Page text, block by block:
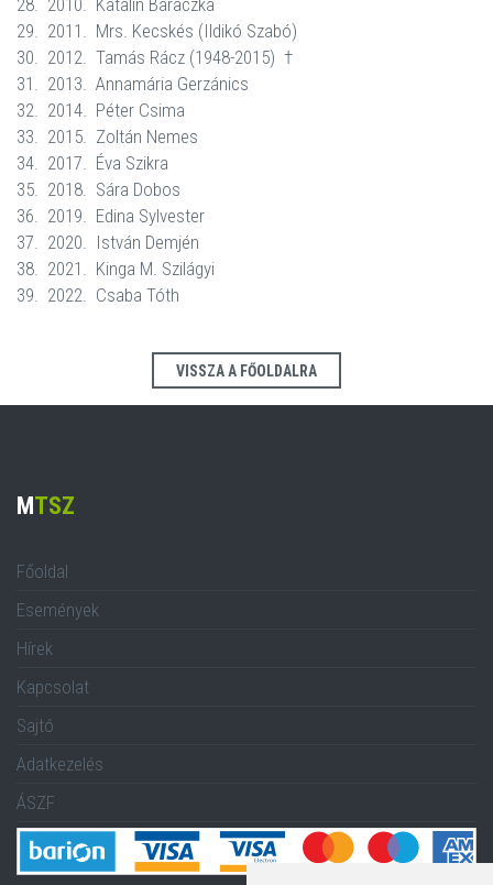
28. 2010. Katalin Baraczka
29. 2011. Mrs. Kecskés (Ildikó Szabó)
30. 2012. Tamás Rácz (1948-2015) †
31. 2013. Annamária Gerzánics
32. 2014. Péter Csima
33. 2015. Zoltán Nemes
34. 2017. Éva Szikra
35. 2018. Sára Dobos
36. 2019. Edina Sylvester
37. 2020. István Demjén
38. 2021. Kinga M. Szilágyi
39. 2022. Csaba Tóth
VISSZA A FŐOLDALRA
MTSZ
Főoldal
Események
Hírek
Kapcsolat
Sajtó
Adatkezelés
ÁSZF